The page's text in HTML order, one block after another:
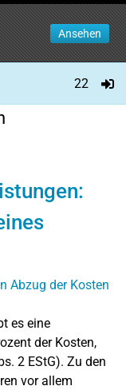
Ansehen
22
es eine
der Kosten,
2 EStG). Zu den
vor allem